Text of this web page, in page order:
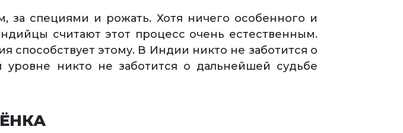
за специями и рожать. Хотя ничего особенного и
считают этот процесс очень естественным.
этому. В Индии никто не заботится о
никто не заботится о дальнейшей судьбе